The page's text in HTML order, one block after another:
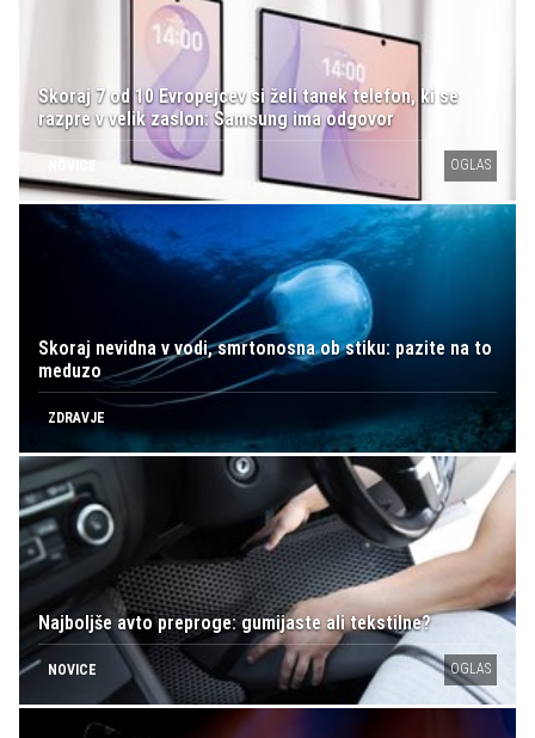
Skoraj 7 od 10 Evropejcev si želi tanek telefon, ki se
razpre v velik zaslon: Samsung ima odgovor
NOVICE OGLAS
Skoraj nevidna v vodi, smrtonosna ob stiku: pazite na to
meduzo
ZDRAVJE
Najboljše avto preproge: gumijaste ali tekstilne?
NOVICE OGLAS